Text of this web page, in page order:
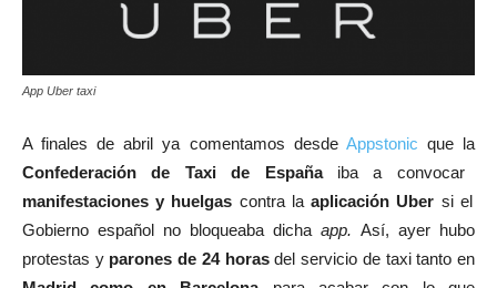
App Uber taxi
A finales de abril ya comentamos desde Appstonic que la
Confederación de Taxi de Españaiba a convocar
manifestaciones y huelgas contra laaplicación Uber si el
Gobierno español no bloqueaba dicha app. Así, ayer hubo
protestas yparones de 24 horasdel servicio de taxi tanto en